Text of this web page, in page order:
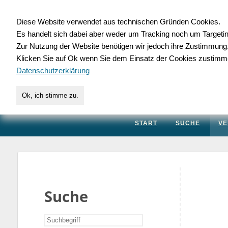
für Handwerk,
START SUCHE
Suche
Diese Website verwendet aus technischen Gründen Cookies.
Es handelt sich dabei aber weder um Tracking noch um
Zur Nutzung der Website benötigen wir jedoch ihre Zustimmung.
Klicken Sie auf Ok wenn Sie dem Einsatz der Cookies
Datenschutzerklärung
Ok, ich stimme zu.